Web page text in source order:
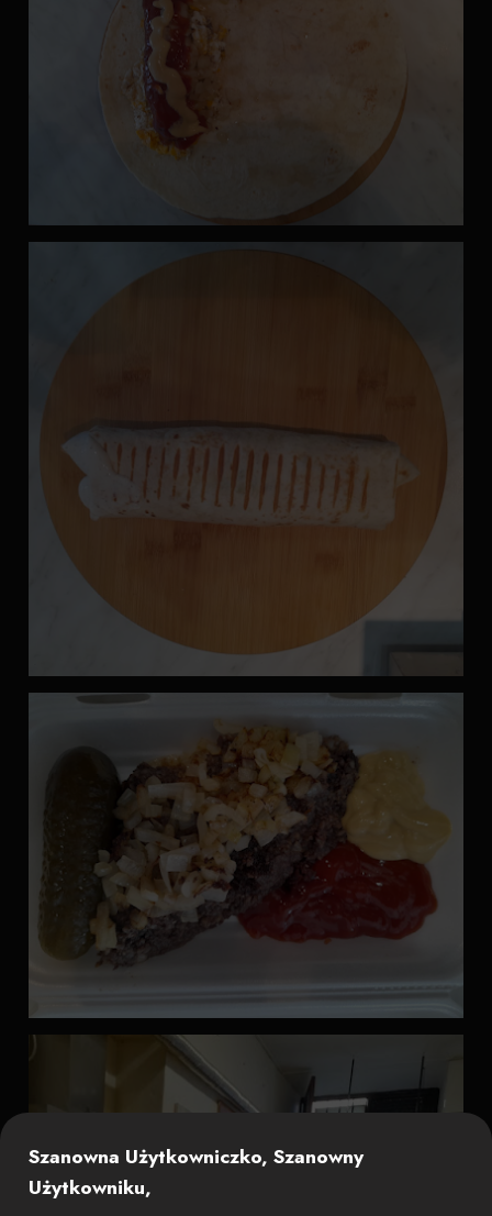
Szanowna Użytkowniczko, Szanowny
Użytkowniku,